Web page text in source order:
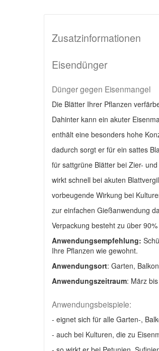
Zusatzinformationen
Eisendünger
Dünger gegen Eisenmangel
Die Blätter Ihrer Pflanzen
Dahinter kann ein akuter
enthält eine besonders hohe
dadurch sorgt er für ein sattes
für sattgrüne Blätter bei Zier-
wirkt schnell bei akuten
vorbeugende Wirkung bei
zur einfachen Gießanwendung
Verpackung besteht zu über
Anwendungsempfehlung:
Ihre Pflanzen wie gewohnt.
Anwendungsort: Garten,
Anwendungszeitraum: März
Anwendungsbeispiele:
- eignet sich für alle Garten-,
- auch bei Kulturen, die zu